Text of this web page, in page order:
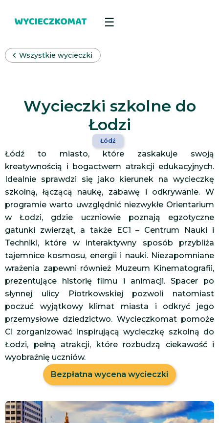
Wszystkie wycieczki
Wycieczki szkolne do
Łodzi
Łódź
Łódź to miasto, które zaskakuje swoją
kreatywnością i bogactwem atrakcji edukacyjnych.
Idealnie sprawdzi się jako kierunek na wycieczkę
szkolną, łączącą naukę, zabawę i odkrywanie. W
programie warto uwzględnić niezwykłe Orientarium
w Łodzi, gdzie uczniowie poznają egzotyczne
gatunki zwierząt, a także EC1 – Centrum Nauki i
Techniki, które w interaktywny sposób przybliża
tajemnice kosmosu, energii i nauki. Niezapomniane
wrażenia zapewni również Muzeum Kinematografii,
prezentujące historię filmu i animacji. Spacer po
słynnej ulicy Piotrkowskiej pozwoli natomiast
poczuć wyjątkowy klimat miasta i odkryć jego
przemysłowe dziedzictwo. Wycieczkomat pomoże
Ci zorganizować inspirującą wycieczkę szkolną do
Łodzi, pełną atrakcji, które rozbudzą ciekawość i
wyobraźnię uczniów.
Bezpłatna wycena wycieczki